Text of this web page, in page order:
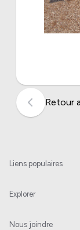
Retour
Liens populaires
Explorer
Nous joindre